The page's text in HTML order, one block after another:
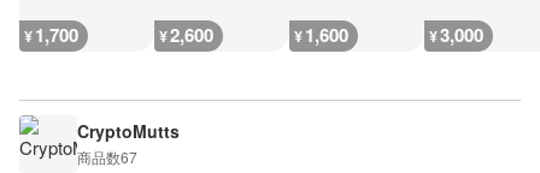
¥1,700 ¥2,600 ¥1,600 ¥3,000
CryptoMutts
商品数67